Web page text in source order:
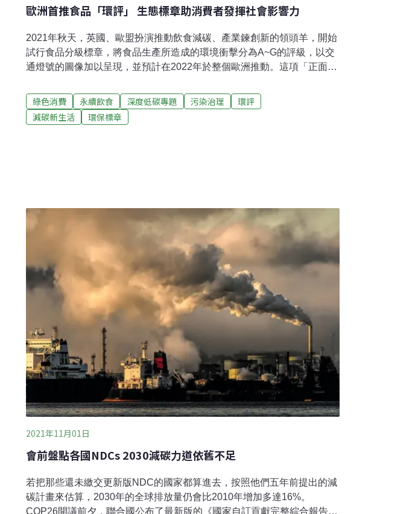
歐洲首推食品「環評」 生態標章助消費者發揮社會影響力
2021年秋天，英國、歐盟扮演推動飲食減碳、產業鍊創新的領頭羊，開始
試行食品分級標章，將食品生產所造成的環境衝擊分為A~G的評級，以交
通燈號的圖像加以呈現，並預計在2022年於整個歐洲推動。這項「正面環
室氣體來自糧食生產 歐洲擔當領頭羊 首推生態標章全球有四分之一的溫室
氣體排放來自糧食生產，其中三分之二的排放量是發生在農場之外，例
如：供應鏈前端和後端的運輸、包裝、以及拋棄浪費等。因此，新興的飲
綠色消費 永續飲食 深度低碳專題 污染治理
環評
減碳新生活
環保標章
2021年11月01日
會前盤點各國NDCs 2030減碳力道依舊不足
若把那些還未繳交更新版NDC的國家都算進去，按照他們五年前提出的減
碳計畫來估算，2030年的全球排放量仍會比2010年增加多達16%。
COP26開議前夕，聯合國公布了最新版的《國家自訂貢獻完整綜合報告》